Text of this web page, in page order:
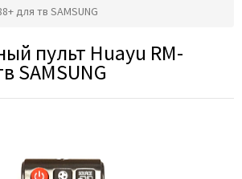
для тв SAMSUNG
пульт Huayu RM-
SAMSUNG